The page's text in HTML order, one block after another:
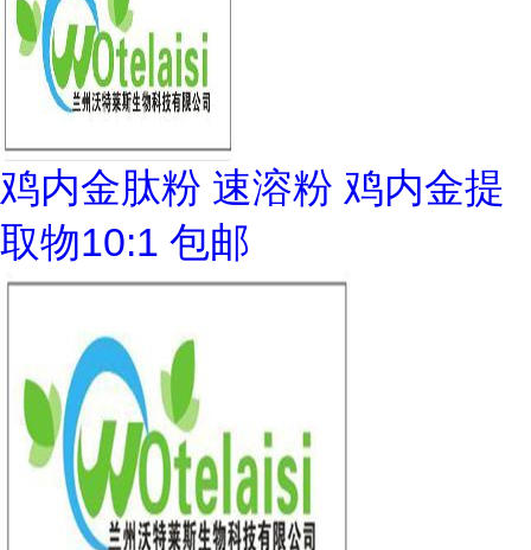
鸡内金肽粉 速溶粉 鸡内金提
取物10:1 包邮